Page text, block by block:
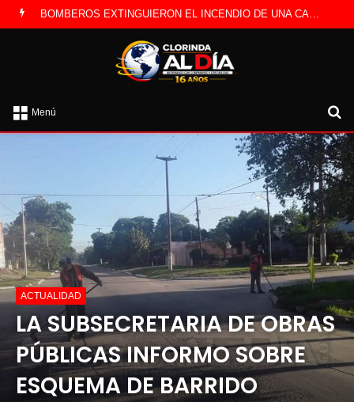
Menú
ACTUALIDAD
LA SUBSECRETARIA DE OBRAS
PÚBLICAS INFORMO SOBRE
ESQUEMA DE BARRIDO